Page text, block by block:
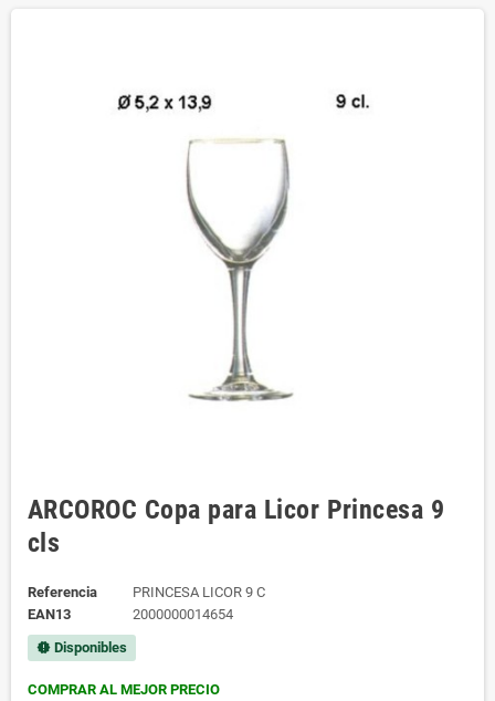
ARCOROC Copa para Licor Princesa 9
cls
Referencia
PRINCESA LICOR 9 C
EAN13
2000000014654
new_releases Disponibles
COMPRAR AL MEJOR PRECIO